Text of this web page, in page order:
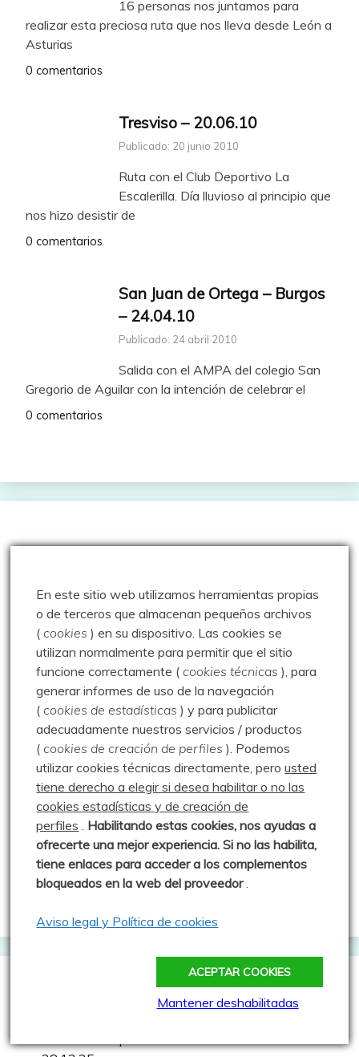
16 personas nos juntamos para
realizar esta preciosa ruta que nos lleva desde León a
Asturias
0 comentarios
Tresviso – 20.06.10
Publicado: 20 junio 2010
Ruta con el Club Deportivo La
Escalerilla. Día lluvioso al principio que
nos hizo desistir de
0 comentarios
San Juan de Ortega – Burgos
– 24.04.10
Publicado: 24 abril 2010
Salida con el AMPA del colegio San
Gregorio de Aguilar con la intención de celebrar el
0 comentarios
Los Chozos de Villafría y más – 15.08.19
Escalada – Orbaneja del Castillo – Escalada –
16.08.17
Pozos de Fuentes Carrionas – 25.08.20
Enredando por la Pedrosa – 14.07.20
Peña Brez – 18.10.20
A setas por Salcedillo – 21.10.15
Pico Liguardi – 23.07.14
El Cable – Collada Bonita – Bulnes – 16.09.18
Pico Medio del Curavacas por el Corredor Oblicuo y
Curruquilla – 25.07.20
Comentarios recientes
En este sitio web utilizamos herramientas propias
o de terceros que almacenan pequeños archivos
(cookies ) en su dispositivo. Las cookies se
utilizan normalmente para permitir que el sitio
funcione correctamente (cookies técnicas ), para
generar informes de uso de la navegación
(cookies de estadísticas ) y para publicitar
adecuadamente nuestros servicios / productos
(cookies de creación de perfiles ). Podemos
utilizar cookies técnicas directamente, perousted
tiene derecho a elegir si desea habilitar o no las
cookies estadísticas y de creación de
perfiles . Habilitando estas cookies, nos ayudas a
ofrecerte una mejor experiencia. Si no las habilita,
tiene enlaces para acceder a los complementos
bloqueados en la web del proveedor.
Aviso legal y Política de cookies
ACEPTAR COOKIES
Mantener deshabilitadas